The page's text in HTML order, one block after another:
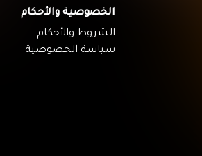
الخصوصية والأحكام
الشروط والأحكام
سياسة الخصوصية